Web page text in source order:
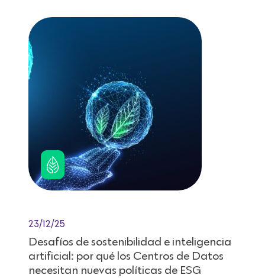
23/12/25
Desafíos de sostenibilidad e inteligencia
artificial: por qué los Centros de Datos
necesitan nuevas políticas de ESG